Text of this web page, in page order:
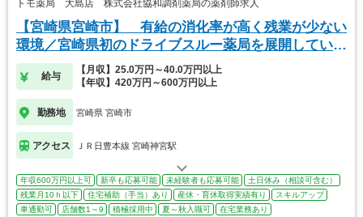
トモ薬局 大島店 株式会社協和調剤薬局の薬剤師求人
【宮崎県宮崎市】 有給の消化率が高く残業が少ない
環境／宮崎県初のドライブスルー薬局を展開していま
す
給与
【月収】25.0万円～40.0万円以上
【年収】420万円～600万円以上
勤務地 宮崎県 宮崎市
アクセス ＪＲ日豊本線 宮崎神宮駅
年収600万円以上可 新卒も応募可能 未経験者も応募可能
土日休み（相談可含む）
残業月10ｈ以下
住宅補助（手当）あり 産休・育休取得実績有り
スキルアップ
車通勤可
店舗数1～9 積極採用中 夏～秋入職可 在宅業務あり